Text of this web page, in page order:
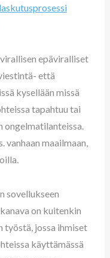
epäviralliset
että
kysellään missä
tapahtuu tai
vanhaan maailmaan,
sovellukseen
on kuitenkin
työstä, jossa ihmiset
käyttämässä